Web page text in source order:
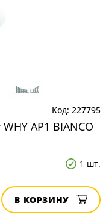
227795
AP1 BIANCO
1 шт.
В КОРЗИНУ